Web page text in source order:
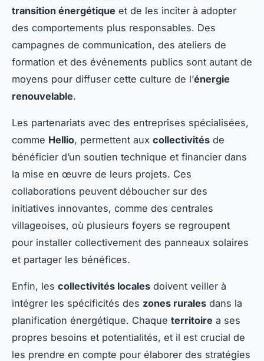
transition énergétique et de les inciter à adopter
des comportements plus responsables. Des
campagnes de communication, des ateliers de
formation et des événements publics sont autant de
moyens pour diffuser cette culture de l’énergie
renouvelable.
Les partenariats avec des entreprises spécialisées,
comme Hellio, permettent aux collectivités de
bénéficier d’un soutien technique et financier dans
la mise en œuvre de leurs projets. Ces
collaborations peuvent déboucher sur des
initiatives innovantes, comme des centrales
villageoises, où plusieurs foyers se regroupent
pour installer collectivement des panneaux solaires
et partager les bénéfices.
Enfin, les collectivités locales doivent veiller à
intégrer les spécificités des zones rurales dans la
planification énergétique. Chaque territoire a ses
propres besoins et potentialités, et il est crucial de
les prendre en compte pour élaborer des stratégies